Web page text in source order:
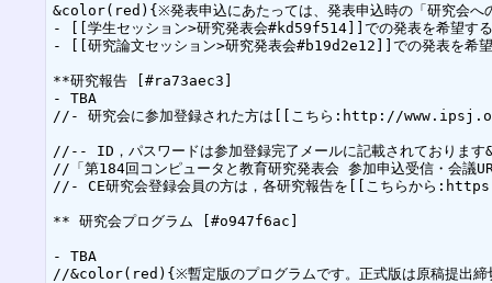
&color(red){※発表申込にあたっては、発表申込時の「研究会へ
- [[学生セッション>研究発表会#kd59f514]]での発表を希望
- [[研究論文セッション>研究発表会#b19d2e12]]での発表を希
**研究報告 [#ra73aec3]
- TBA
//- 研究会に参加登録された方は[[こちら:http://
//-- ID，パスワードは参加登録完了メールに記載されておりま
//「第184回コンピュータと教育研究発表会 参加申込受信・会議
//- CE研究会登録会員の方は，各研究報告を[[こちらから
** 研究会プログラム [#o947f6ac]
- TBA
//&color(red){※暫定版のプログラムです。正式版は原稿提出締